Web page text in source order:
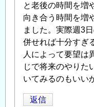
の
有
効
活
用」
へ
の
返
信
と老後の時間を増
向き合う時間を増
ました。実際週3
併せれば十分すぎ
人によって要望は
じで将来のやりた
いてみるのもいい
返信